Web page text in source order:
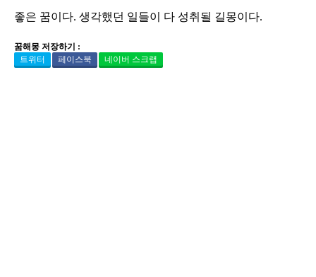
좋은 꿈이다. 생각했던 일들이 다 성취될 길몽이다.
꿈해몽 저장하기 :
트위터
페이스북 네이버 스크랩